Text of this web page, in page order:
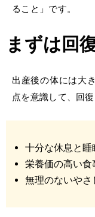
ること」です。
まずは回
出産後の体には大
点を意識して、回
十分な休息と睡
栄養価の高い食
無理のないやさ